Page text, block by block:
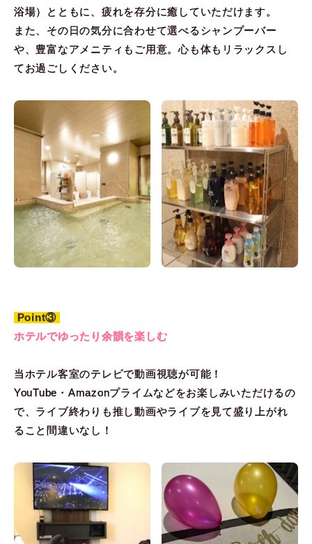
浴場）とともに、疲れを存分に癒していただけます。
また、その日の気分に合わせて選べるシャンプーバー
や、豊富なアメニティもご用意。心も体もリラックスし
てお過ごしください。
Point③
ホテルでゆったり余韻を楽しむ
当ホテル客室のテレビで動画視聴が可能！
YouTube・Amazonプライムなどをお楽しみいただけるの
で、ライブ終わりも推し動画やライブを見て盛り上がれ
ること間違いなし！